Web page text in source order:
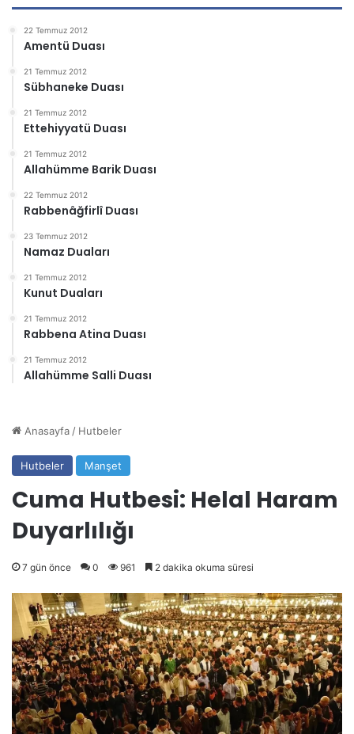
22 Temmuz 2012
Amentü Duası
21 Temmuz 2012
Sübhaneke Duası
21 Temmuz 2012
Ettehiyyatü Duası
21 Temmuz 2012
Allahümme Barik Duası
22 Temmuz 2012
Rabbenâğfirlî Duası
23 Temmuz 2012
Namaz Duaları
21 Temmuz 2012
Kunut Duaları
21 Temmuz 2012
Rabbena Atina Duası
21 Temmuz 2012
Allahümme Salli Duası